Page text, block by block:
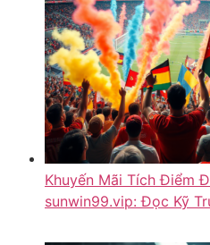
Khuyến Mãi Tích Điểm
sunwin99.vip: Đọc Kỹ